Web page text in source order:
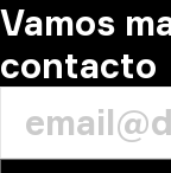
Vamos
contacto